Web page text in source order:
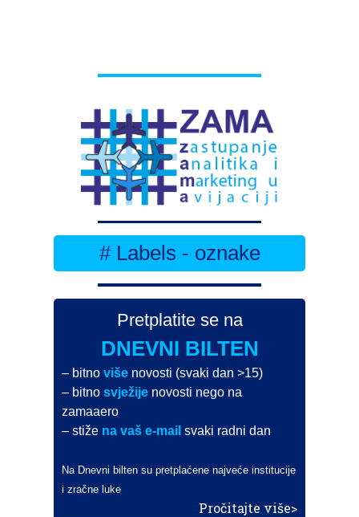
# Labels - oznake
Pretplatite se na
DNEVNI BILTEN
– bitnoviše novosti (svaki dan >15)
– bitnosvježije novosti nego na
zamaaero
– stiže na vaš e-mail svaki radni dan
Na Dnevni bilten su pretplaćene najveće institucije
i zračne luke
Pročitajte više>